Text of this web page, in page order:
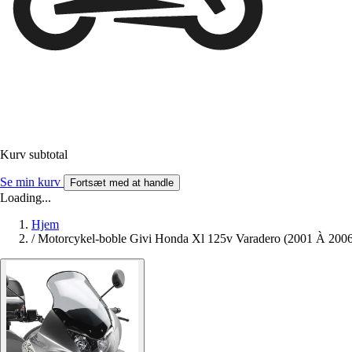
Kurv subtotal
Se min kurv Fortsæt med at handle
Loading...
Hjem
/ Motorcykel-boble Givi Honda Xl 125v Varadero (2001 À